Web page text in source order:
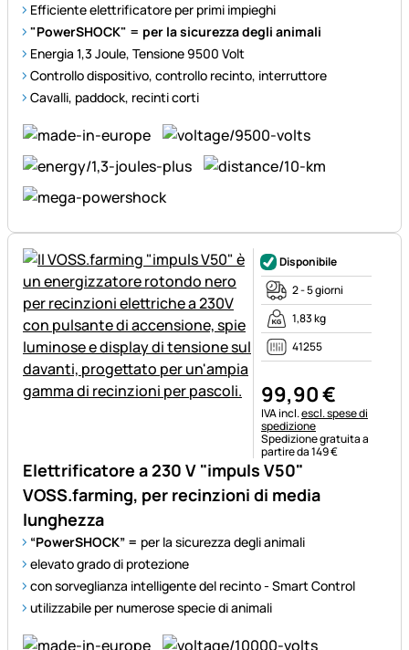
Efficiente elettrificatore per primi impieghi
"PowerSHOCK" = per la sicurezza degli animali
Energia 1,3 Joule, Tensione 9500 Volt
Controllo dispositivo, controllo recinto, interruttore
Cavalli, paddock, recinti corti
Elettrificatore a 230 V "impuls V50"
VOSS.farming, per recinzioni di media
lunghezza
“PowerSHOCK” = per la sicurezza degli animali
elevato grado di protezione
con sorveglianza intelligente del recinto - Smart Control
utilizzabile per numerose specie di animali
Disponibile
2 - 5 giorni
1,83 kg
41255
99,90€
Informazioni fiscali:
IVA incl.escl. spese di
spedizione
Spedizione gratuita a
partire da 149 €